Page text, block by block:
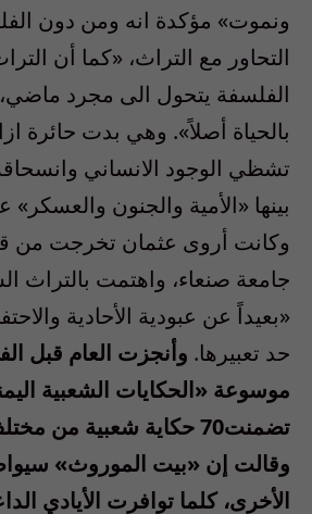
ونموت» مؤكدة انه ومن دون
التحاور مع التراث، «كما أن
الفلسفة يتحول الى مجرد ماضي،
بالحياة أصلاً». وهي بدت حائرة
تشظي الوجود الانساني
بينها «الأمية والجنون والعسكر»
وكانت أروى عثمان تخرجت من
جامعة صنعاء، واهتمت بالتراث
«بعيداً عن عبودية الأحادية
حد تعبيرها. وأنجزت العام قبل
موسوعة «الحكايات الشعبية
تضمنت70 حكاية شعبية من مختلف مناطق اليمن
وقالت إن «بيت الموروث»
الأخرى، كلما توافرت الأيادي